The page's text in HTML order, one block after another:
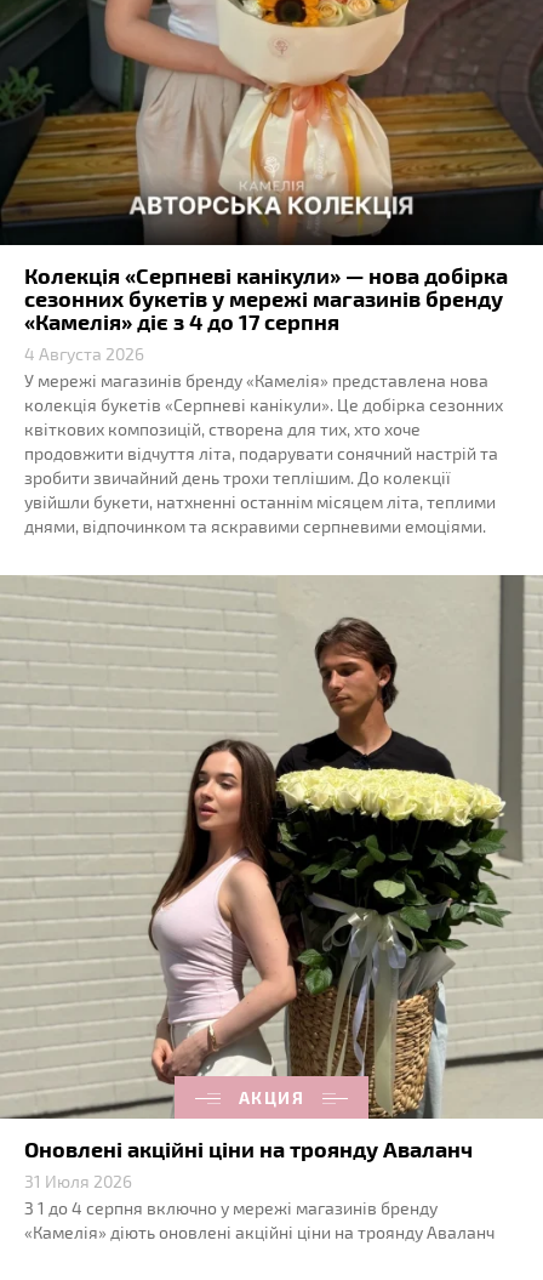
Колекція «Серпневі канікули» — нова добірка
сезонних букетів у мережі магазинів бренду
«Камелія» діє з 4 до 17 серпня
4 Августа 2026
У мережі магазинів бренду «Камелія» представлена нова
колекція букетів «Серпневі канікули». Це добірка сезонних
квіткових композицій, створена для тих, хто хоче
продовжити відчуття літа, подарувати сонячний настрій та
зробити звичайний день трохи теплішим. До колекції
увійшли букети, натхненні останнім місяцем літа, теплими
днями, відпочинком та яскравими серпневими емоціями.
АКЦИЯ
Оновлені акційні ціни на троянду Аваланч
31 Июля 2026
З 1 до 4 серпня включно у мережі магазинів бренду
«Камелія» діють оновлені акційні ціни на троянду Аваланч